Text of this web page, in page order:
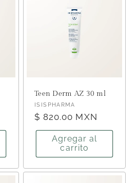
Teen Derm AZ 30 ml
Proveedor:
ISISPHARMA
Precio
habitual
$ 820.00 MXN
Agregar al
carrito